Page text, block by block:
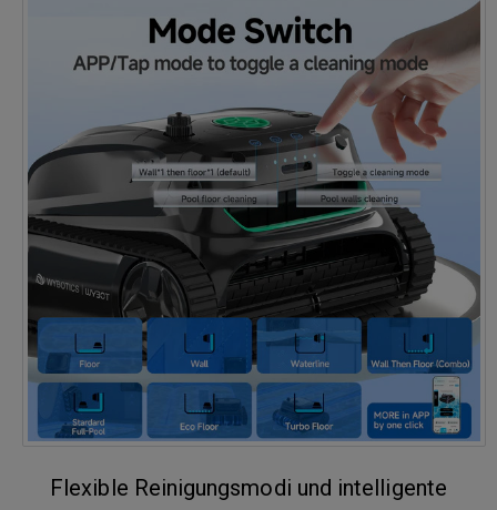
Flexible Reinigungsmodi und intelligente